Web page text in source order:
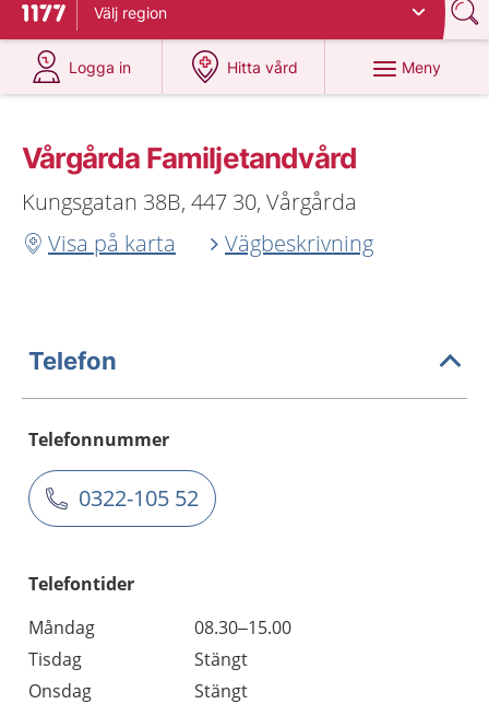
Till startsidan för 1177
Välj region
Logga in
på 1177.se
Hitta vård
på 1177.se
Meny
Vårgårda Familjetandvård
Kungsgatan 38B, 447 30, Vårgårda
Visa på karta
Vägbeskrivning
Telefon
Telefonnummer
0322-105 52
Telefontider
Måndag
08.30–15.00
Tisdag
Stängt
Onsdag
Stängt